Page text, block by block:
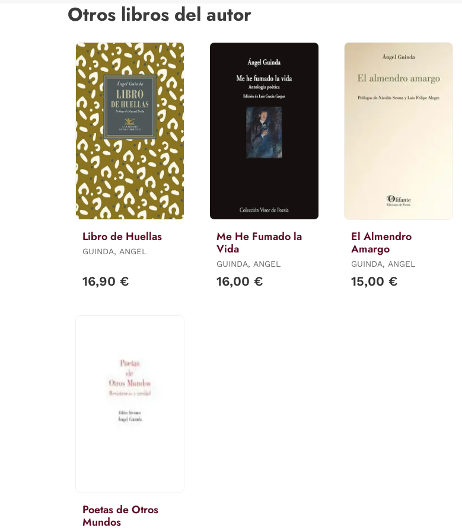
Otros libros del autor
Libro de Huellas
GUINDA, ANGEL
16,90 €
Me He Fumado la
Vida
GUINDA, ANGEL
16,00 €
El Almendro
Amargo
GUINDA, ANGEL
15,00 €
Poetas de Otros
Mundos